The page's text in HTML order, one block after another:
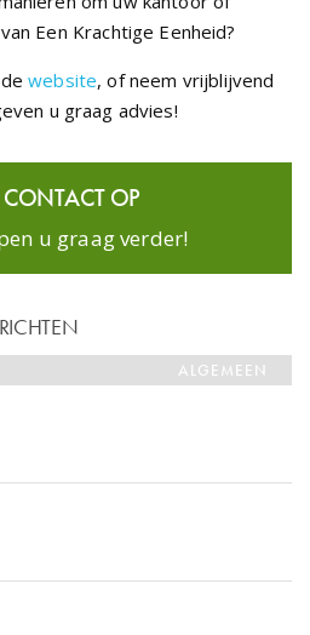
Een Krachtige Eenheid?
website, of neem vrijblijvend
u graag advies!
OP
u graag verder!
ALGEMEEN